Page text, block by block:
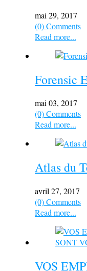
mai 29, 2017
(0) Comments
Read more...
Forensic
mai 03, 2017
(0) Comments
Read more...
Atlas du
avril 27, 2017
(0) Comments
Read more...
VOS